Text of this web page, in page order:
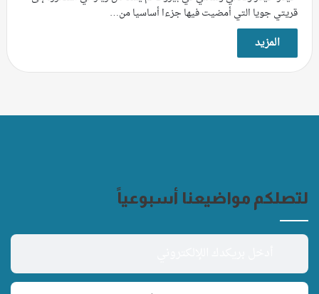
قريتي جويا التي أمضيت فيها جزءا أساسيا من…
المزيد
لتصلكم مواضيعنا أسبوعياً